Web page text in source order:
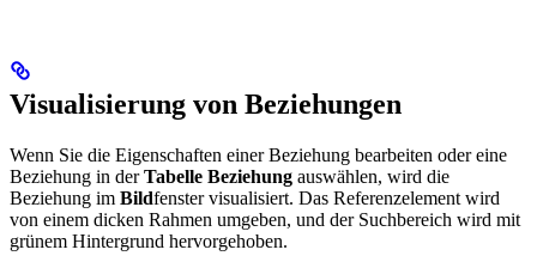
Visualisierung von Beziehungen
Wenn Sie die Eigenschaften einer Beziehung bearbeiten oder eine
Beziehung in derTabelle Beziehung auswählen, wird die
Beziehung im Bildfenster visualisiert. Das Referenzelement wird
von einem dicken Rahmen umgeben, und der Suchbereich wird mit
grünem Hintergrund hervorgehoben.